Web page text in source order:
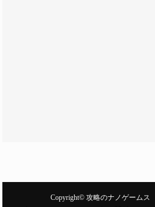
Copyright© 攻略のナノゲームス